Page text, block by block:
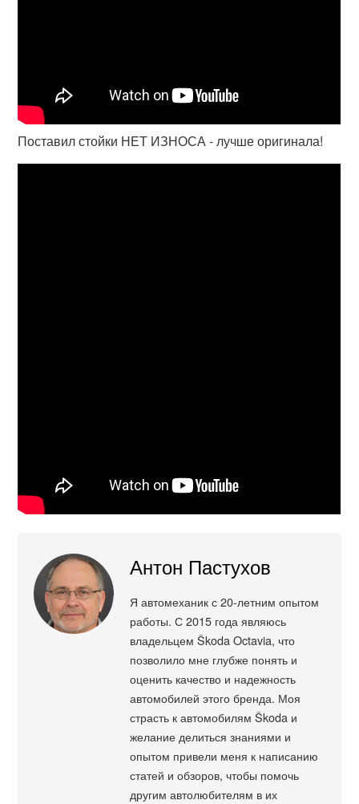
Поставил стойки НЕТ ИЗНОСА - лучше оригинала!
Антон Пастухов
Я автомеханик с 20-летним опытом
работы. С 2015 года являюсь
владельцем Škoda Octavia, что
позволило мне глубже понять и
оценить качество и надежность
автомобилей этого бренда. Моя
страсть к автомобилям Škoda и
желание делиться знаниями и
опытом привели меня к написанию
статей и обзоров, чтобы помочь
другим автолюбителям в их